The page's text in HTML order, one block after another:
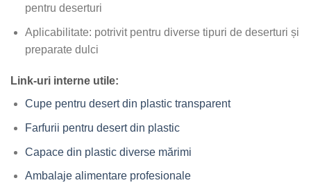
pentru deserturi
Aplicabilitate: potrivit pentru diverse tipuri de deserturi și
preparate dulci
Link-uri interne utile:
Cupe pentru desert din plastic transparent
Farfurii pentru desert din plastic
Capace din plastic diverse mărimi
Ambalaje alimentare profesionale